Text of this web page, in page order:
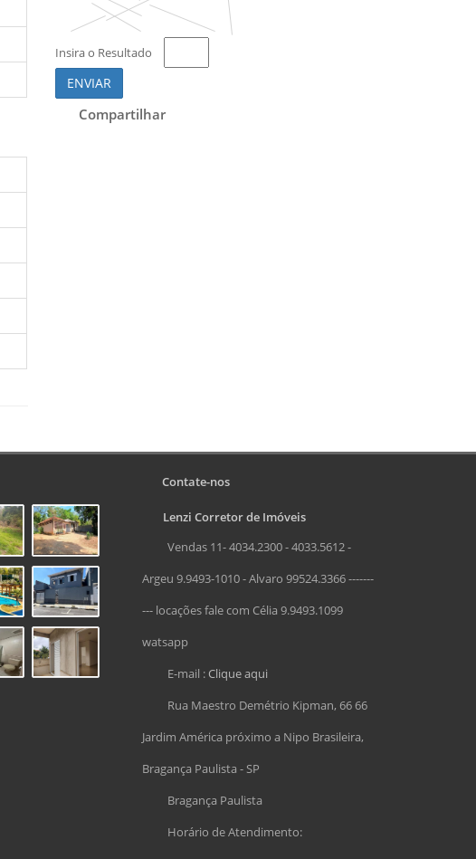
Insira o Resultado
ENVIAR
Compartilhar
Contate-nos
Lenzi Corretor de Imóveis
Vendas 11- 4034.2300 - 4033.5612 -
Argeu 9.9493-1010 - Alvaro 99524.3366 -------
--- locações fale com Célia 9.9493.1099
watsapp
E-mail :Clique aqui
Rua Maestro Demétrio Kipman, 66 66
Jardim América próximo a Nipo Brasileira,
Bragança Paulista - SP
Bragança Paulista
Horário de Atendimento: